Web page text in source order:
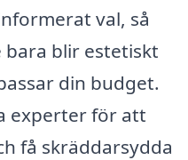
val, så
blir estetiskt
din budget.
experter för att
få skräddarsydda